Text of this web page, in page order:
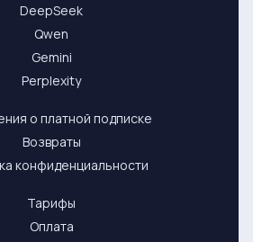
DeepSeek
Qwen
Gemini
Perplexity
о платной подписке
Возвраты
конфиденциальности
Тарифы
Оплата